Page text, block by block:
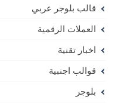
قالب بلوجر عربي
العملات الرقمية
اخبار تقنية
قوالب اجنبية
بلوجر